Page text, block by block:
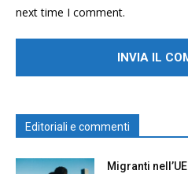
next time I comment.
Editoriali e commenti
Migranti